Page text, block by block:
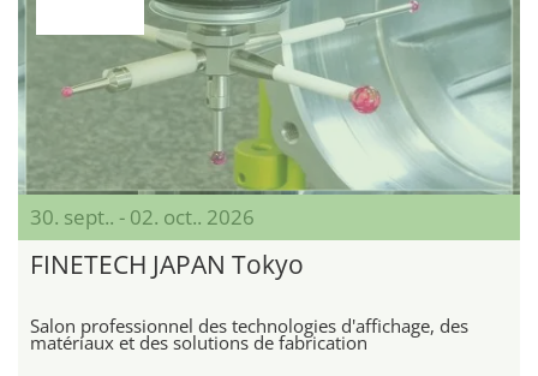
30. sept.. - 02. oct.. 2026
FINETECH JAPAN Tokyo
Salon professionnel des technologies d'affichage, des
matériaux et des solutions de fabrication